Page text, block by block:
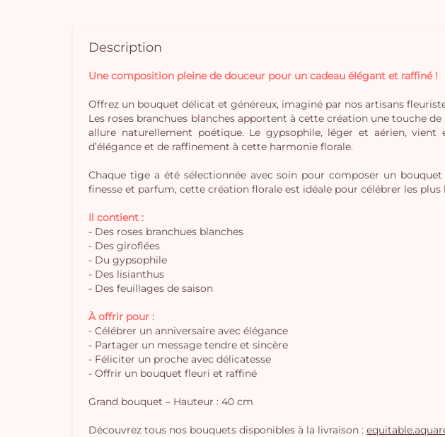
Description
Une composition pleine de douceur pour un cadeau élégant et raffiné !
Offrez un bouquet délicat et généreux, imaginé par nos artisans
Les roses branchues blanches apportent à cette création une touche
allure naturellement poétique. Le gypsophile, léger et aérien,
d’élégance et de raffinement à cette harmonie florale.
Chaque tige a été sélectionnée avec soin pour composer un
finesse et parfum, cette création florale est idéale pour célébrer les
Il contient :
- Des roses branchues blanches
- Des giroflées
- Du gypsophile
- Des lisianthus
- Des feuillages de saison
À offrir pour :
- Célébrer un anniversaire avec élégance
- Partager un message tendre et sincère
- Féliciter un proche avec délicatesse
- Offrir un bouquet fleuri et raffiné
Grand bouquet – Hauteur : 40 cm
Découvrez tous nos bouquets disponibles à la livraison :